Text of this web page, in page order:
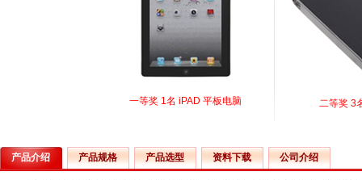
一等奖 1名 iPAD 平板电脑 二等奖 3
产品介绍 产品规格 产品选型 资料下载 公司介绍